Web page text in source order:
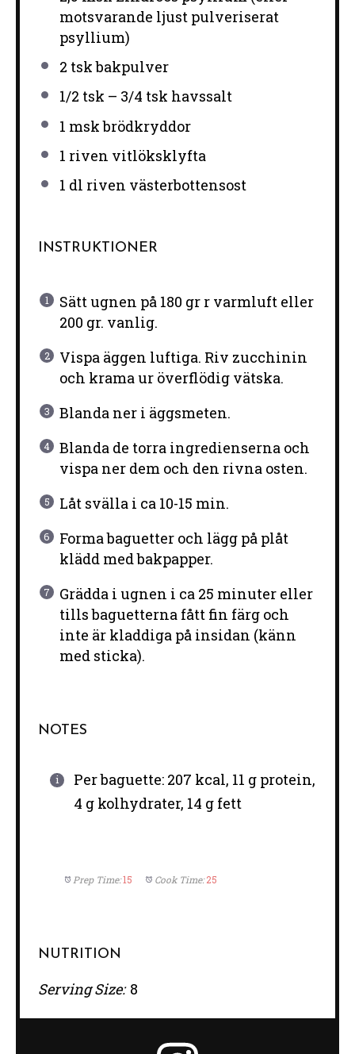
motsvarande ljust pulveriserat
psyllium)
2 tsk bakpulver
1/2 tsk – 3/4 tsk havssalt
1 msk brödkryddor
1 riven vitlöksklyfta
1 dl riven västerbottensost
INSTRUKTIONER
Sätt ugnen på 180 gr r varmluft eller
200 gr. vanlig.
Vispa äggen luftiga. Riv zucchinin
och krama ur överflödig vätska.
Blanda ner i äggsmeten.
Blanda de torra ingredienserna och
vispa ner dem och den rivna osten.
Låt svälla i ca 10-15 min.
Forma baguetter och lägg på plåt
klädd med bakpapper.
Grädda i ugnen i ca 25 minuter eller
tills baguetterna fått fin färg och
inte är kladdiga på insidan (känn
med sticka).
NOTES
Per baguette: 207 kcal, 11 g protein,
4 g kolhydrater, 14 g fett
Prep Time: 15 Cook Time: 25
NUTRITION
Serving Size: 8